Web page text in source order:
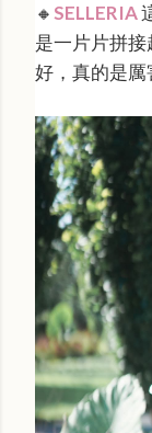
🔸SELLERIA
是一片片拼
好，真的是厲